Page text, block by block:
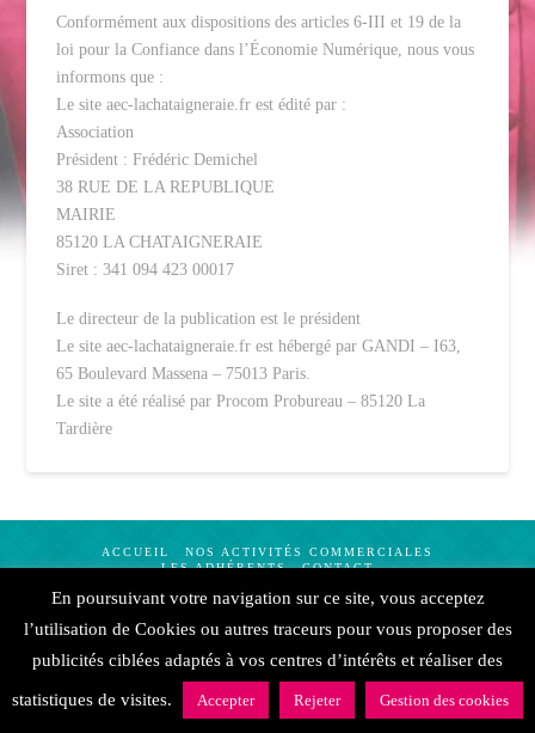
Conformément aux dispositions des articles 6-III et 19 de la
loi pour la Confiance dans l’Économie Numérique, nous vous
informons que :
Le site aec-lachataigneraie.fr est édité par :
Association
Président : Frédéric Demichel
38 RUE DE LA REPUBLIQUE
MAIRIE
85120 LA CHATAIGNERAIE
Siret : 341 094 423 00017
Le directeur de la publication est le président
Le site aec-lachataigneraie.fr est hébergé par GANDI – I63,
65 Boulevard Massena – 75013 Paris.
Le site a été réalisé par Procom Probureau – 85120 La
Tardière
ACCUEIL
NOS ACTIVITÉS COMMERCIALES
LES ADHÉRENTS
CONTACT
En poursuivant votre navigation sur ce site, vous acceptez
l’utilisation de Cookies ou autres traceurs pour vous proposer des
publicités ciblées adaptés à vos centres d’intérêts et réaliser des
statistiques de visites. Accepter Rejeter Gestion des cookies